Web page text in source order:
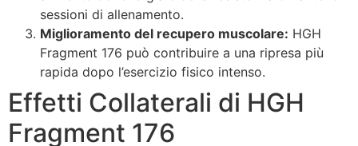
sessioni di allenamento.
Miglioramento del recupero muscolare: HGH
Fragment 176 può contribuire a una ripresa più
rapida dopo l’esercizio fisico intenso.
Effetti Collaterali di HGH
Fragment 176